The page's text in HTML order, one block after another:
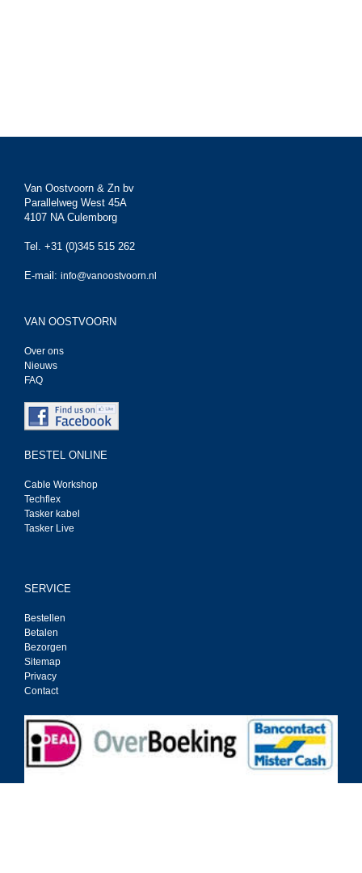
Van Oostvoorn & Zn bv
Parallelweg West 45A
4107 NA Culemborg
Tel. +31 (0)345 515 262
E-mail: info@vanoostvoorn.nl
VAN OOSTVOORN
Over ons
Nieuws
FAQ
BESTEL ONLINE
Cable Workshop
Techflex
Tasker kabel
Tasker Live
SERVICE
Bestellen
Betalen
Bezorgen
Sitemap
Privacy
Contact